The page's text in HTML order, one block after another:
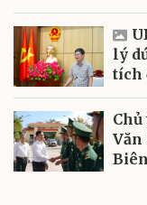
lý
tích
Văn